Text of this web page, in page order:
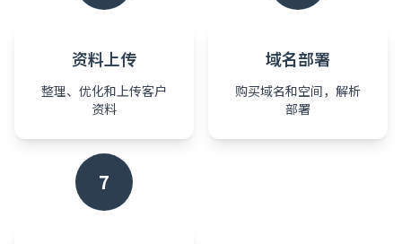
资料上传
整理、优化和上传客户
资料
域名部署
购买域名和空间，解析
部署
7